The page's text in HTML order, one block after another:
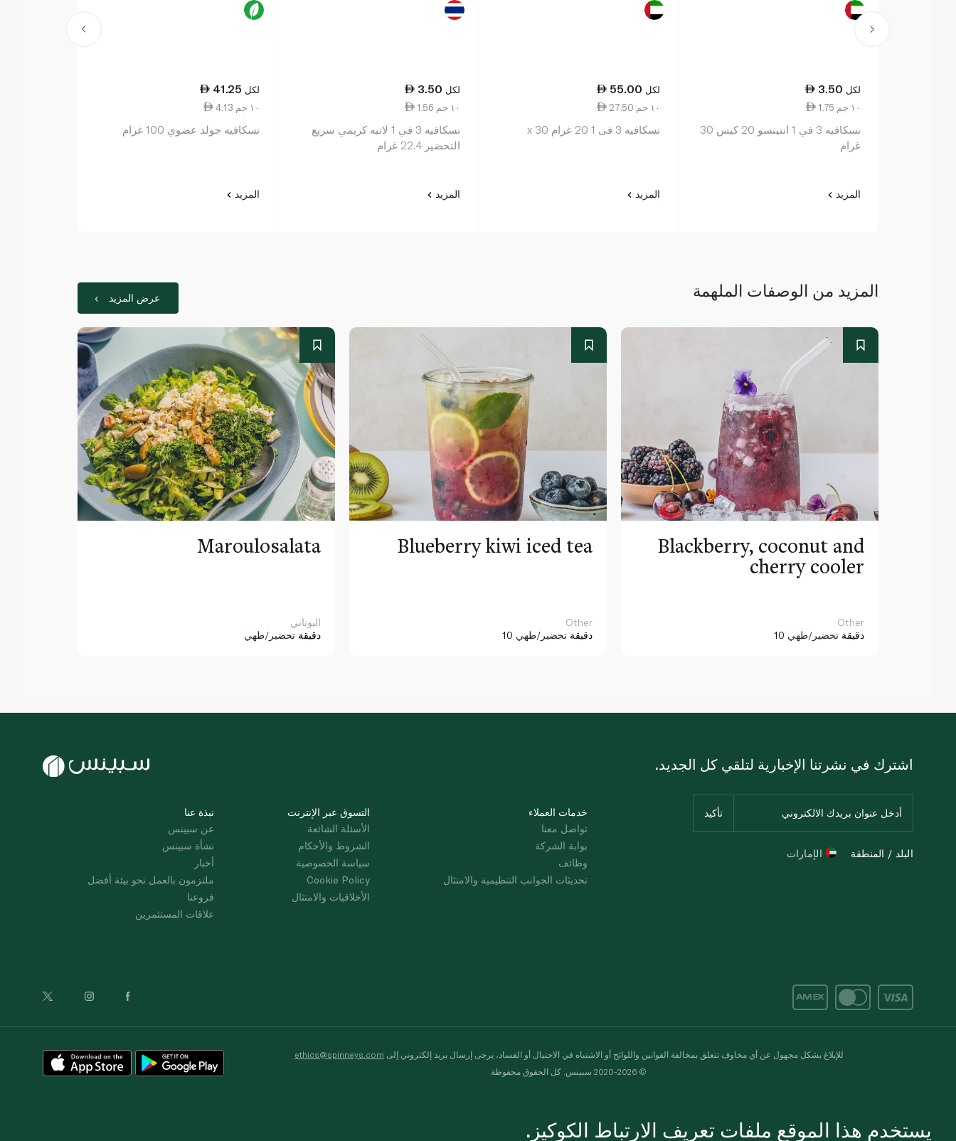
3.50 لكل
1.75 ١٠ جم
نسكافيه 3 في 1 انتينسو 20 كيس 30
غرام
المزيد
55.00 لكل
27.50 ١٠ جم
نسكافيه 3 فى 1 20 غرام x 30
المزيد
3.50 لكل
1.56 ١٠ جم
نسكافيه 3 في 1 لاتيه كريمي سريع
التحضير 22.4 غرام
المزيد
41.25 لكل
4.13 ١٠ جم
نسكافيه جولد عضوي 100 غرام
المزيد
المزيد من الوصفات الملهمة عرض المزيد
Maroulosalata
اليوناني
دقيقة تحضير/طهي
Blueberry kiwi iced tea
Other
10 دقيقة تحضير/طهي
Blackberry, coconut and
cherry cooler
Other
10 دقيقة تحضير/طهي
نبذة عنا
عن سبينس
نشأة سبينس
أخبار
ملتزمون بالعمل نحو بيئة أفضل
فروعنا
علاقات المستثمرين
التسوق عبر الإنترنت
الأسئلة الشائعة
الشروط والأحكام
سياسة الخصوصية
Cookie Policy
الأخلاقيات والامتثال
خدمات العملاء
تواصل معنا
بوابة الشركة
وظائف
تحديثات الجوانب التنظيمية والامتثال
اشترك في نشرتنا الإخبارية لتلقي كل الجديد.
البلد / المنطقة الإمارات
للإبلاغ بشكل مجهول عن أي مخاوف تتعلق بمخالفة القوانين واللوائح أو الاشتباه في الاحتيال أو الفساد، يرجى إرسال بريد إلكتروني إلى ethics@spinneys.com
© 2020-2026 سبينس. كل الحقوق محفوظة
يستخدم هذا الموقع ملفات تعريف الارتباط الكوكيز.